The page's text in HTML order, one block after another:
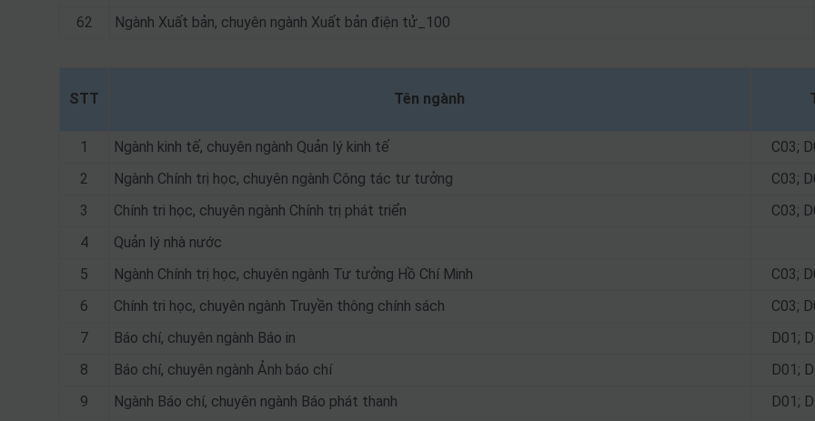
62
Ngành Xuất bản, chuyên ngành Xuất bản điện tử_100
STT Tên ngành
1
Ngành kinh tế, chuyên ngành Quản lý kinh tế C03;
2
Ngành Chính trị học, chuyên ngành Công tác tư tưởng C03;
3
Chính tri học, chuyên ngành Chính trị phát triển C03;
4
Quản lý nhà nước
5
Ngành Chính trị học, chuyên ngành Tư tưởng Hồ Chí Minh C03;
6
Chính tri học, chuyên ngành Truyền thông chính sách C03;
7
Báo chí, chuyên ngành Báo in D01;
8
Báo chí, chuyên ngành Ảnh báo chí D01;
9
Ngành Báo chí, chuyên ngành Báo phát thanh D01;